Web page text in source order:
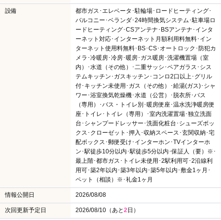
設備
都市ガス･エレベータ･駐輪場･ロードヒーティング･
バルコニー･ベランダ･24時間換気システム･駐車場ロ
ードヒーティング･CSアンテナ･BSアンテナ･インタ
ーネット対応･インターネット月額利用料無料･イン
ターネット使用料無料･BS･CS･オートロック･防犯カ
メラ･冷暖房･冷房･暖房･ガス暖房･洗濯機置場（室
内）･水道（その他）･二重サッシ･ペアガラス･シス
テムキッチン･ガスキッチン･コンロ2口以上･グリル
付･キッチン未使用･ガス（その他）･給湯(ガス)･シャ
ワー･浴室換気乾燥機･水道（公営）･脱衣所･バス
（専用）･バス・トイレ別･暖房便座･温水洗浄暖房便
座･トイレ･トイレ（専用）･室内洗濯置場･独立洗面
台･シャンプードレッサー･洗面化粧台･シューズボッ
クス･クローゼット･押入･収納スペース･玄関収納･宅
配ボックス･郵便受け･インターホン･TVインターホ
ン･駅徒歩10分以内･駅徒歩5分以内･保証人（要）※･
最上階･都市ガス･トイレ未使用･2駅利用可･2沿線利
用可･築2年以内･築3年以内･築5年以内･敷金1ヶ月･
ペット（相談）※･礼金1ヶ月
情報公開日 2026/08/08
次回更新予定日 2026/08/10（あと2日）